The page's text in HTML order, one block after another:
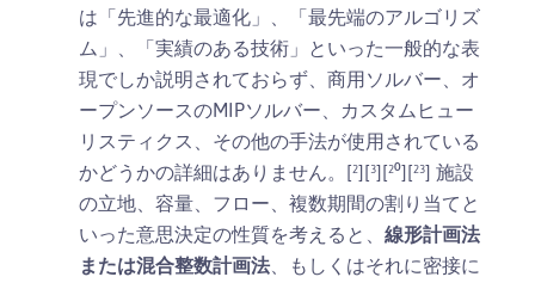
は「先進的な最適化」、「最先端のアルゴリズ
ム」、「実績のある技術」といった一般的な表
現でしか説明されておらず、商用ソルバー、オ
ープンソースのMIPソルバー、カスタムヒュー
リスティクス、その他の手法が使用されている
かどうかの詳細はありません。[²][³][²⁰][²³] 施設
の立地、容量、フロー、複数期間の割り当てと
いった意思決定の性質を考えると、 線形計画法
または混合整数計画法、もしくはそれに密接に